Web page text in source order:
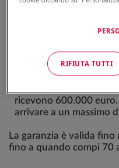
euro. La somma
In caso dimorte per
somma aggiuntiva
Per esempio, se il
ricevono 600.000
arrivare a un massimo
La garanzia è valida
fino a quando compi 70
RIFIUTA TUTTI